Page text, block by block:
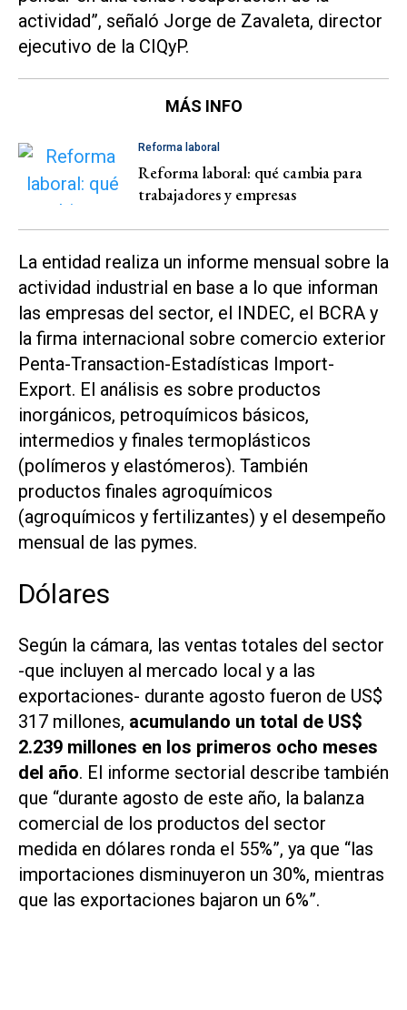
actividad”, señaló Jorge de Zavaleta, director
ejecutivo de la CIQyP.
MÁS INFO
Reforma laboral
Reforma laboral: qué cambia para
trabajadores y empresas
La entidad realiza un informe mensual sobre la
actividad industrial en base a lo que informan
las empresas del sector, el INDEC, el BCRA y
la firma internacional sobre comercio exterior
Penta-Transaction-Estadísticas Import-
Export. El análisis es sobre productos
inorgánicos, petroquímicos básicos,
intermedios y finales termoplásticos
(polímeros y elastómeros). También
productos finales agroquímicos
(agroquímicos y fertilizantes) y el desempeño
mensual de las pymes.
Dólares
Según la cámara, las ventas totales del sector
-que incluyen al mercado local y a las
exportaciones- durante agosto fueron de US$
317 millones, acumulando un total de US$
2.239 millones en los primeros ocho meses
del año. El informe sectorial describe también
que “durante agosto de este año, la balanza
comercial de los productos del sector
medida en dólares ronda el 55%”, ya que “las
importaciones disminuyeron un 30%, mientras
que las exportaciones bajaron un 6%”.